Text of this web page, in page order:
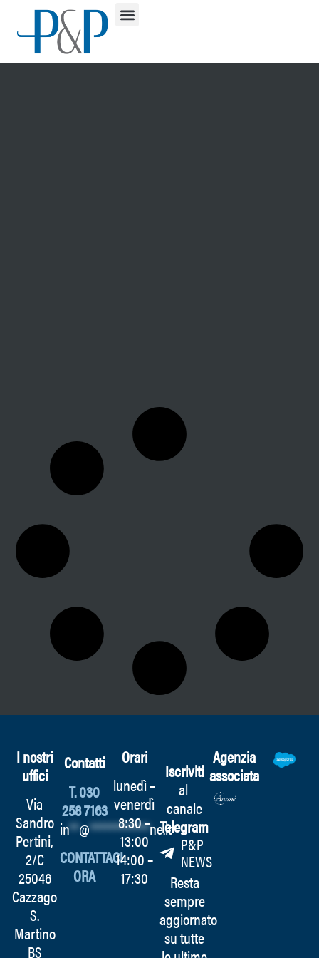
I nostri
uffici
Via
Sandro
Pertini,
2/C
25046
Cazzago
S.
Martino
BS
Contatti
T. 030
258 7163
in**@************ne.it
CONTATTACI
ORA
Orari
lunedì –
venerdì
8:30 –
13:00
14:00 –
17:30
Iscriviti
al
canale
Telegram
P&P
NEWS
Resta
sempre
aggiornato
su tutte
Agenzia
associata